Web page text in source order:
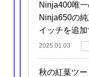
Ninja400唯一
Ninja650の
イッチを追
2025.01.03
秋の紅葉ツ